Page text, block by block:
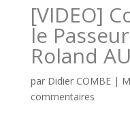
[VIDEO]
le
Roland
par Didier COMBE|
commentaires